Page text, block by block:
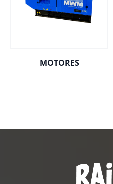
MOTORES